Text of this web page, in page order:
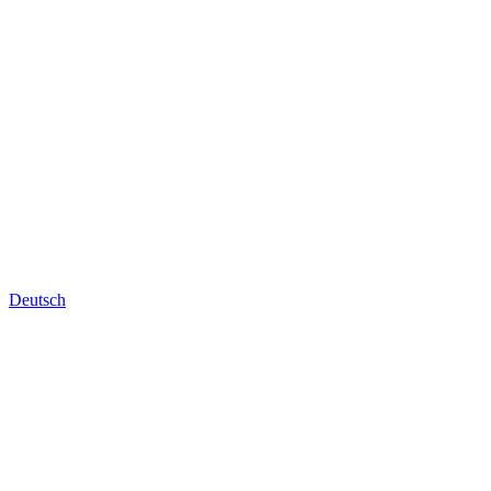
Deutsch